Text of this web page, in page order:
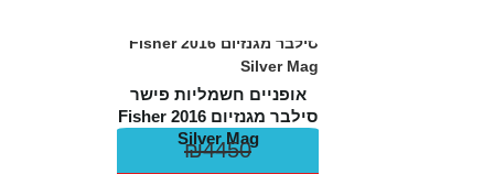
אופניים חשמליות פישר
סילבר מגנזיום 2016 Fisher
Silver Mag
₪4450